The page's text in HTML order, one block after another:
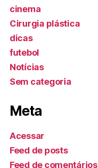
cinema
Cirurgia plástica
dicas
futebol
Notícias
Sem categoria
Meta
Acessar
Feed de posts
Feed de comentários